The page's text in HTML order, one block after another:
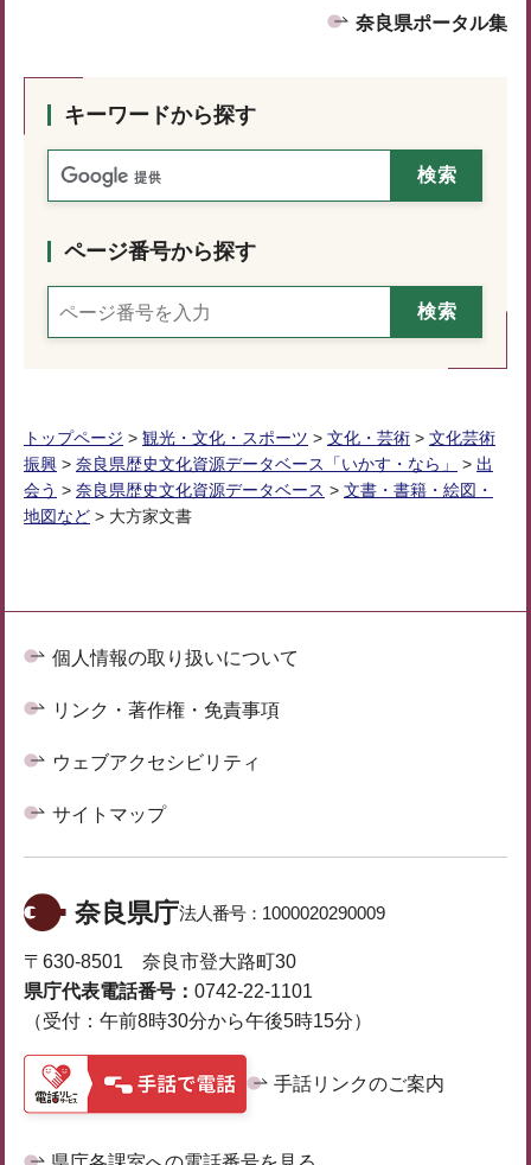
奈良県ポータル集
キーワードから探す
ページ番号から探す
トップページ > 観光・文化・スポーツ > 文化・芸術 > 文化芸術
振興 > 奈良県歴史文化資源データベース「いかす・なら」 > 出
会う > 奈良県歴史文化資源データベース > 文書・書籍・絵図・
地図など > 大方家文書
個人情報の取り扱いについて
リンク・著作権・免責事項
ウェブアクセシビリティ
サイトマップ
奈良県庁法人番号： 1000020290009
〒630-8501 奈良市登大路町30
県庁代表電話番号： 0742-22-1101
（受付：午前8時30分から午後5時15分）
手話リンクのご案内